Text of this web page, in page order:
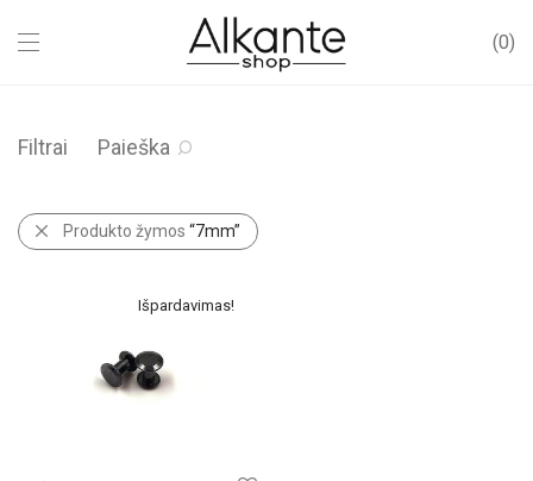
0
Filtrai Paieška
Produkto žymos “7mm”
Išpardavimas!